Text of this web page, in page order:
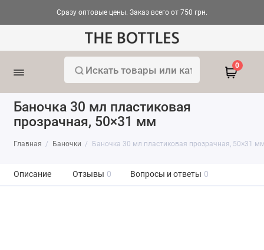
Сразу оптовые цены. Заказ всего от 750 грн.
0
Баночка 30 мл пластиковая
прозрачная, 50×31 мм
Главная Баночки Баночка 30 мл пластиковая прозрачная, 50×31
Описание Отзывы 0 Вопросы и ответы 0